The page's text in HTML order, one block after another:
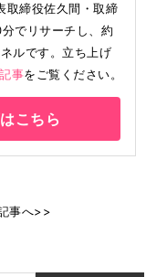
取締役佐久間・取締
でリサーチし、約
ルです。立ち上げ
事をご覧ください。
こちら
事へ>>